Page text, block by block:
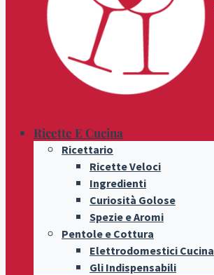
Ricette E Cucina
Ricettario
Ricette Veloci
Ingredienti
Curiosità Golose
Spezie e Aromi
Pentole e Cottura
Elettrodomestici Cucina
Gli Indispensabili